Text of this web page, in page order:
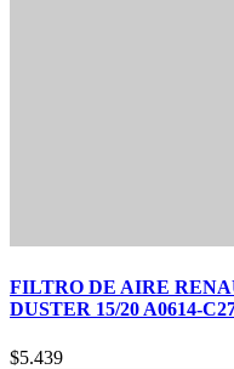
FILTRO DE AIRE
DUSTER 15/20 A0614-
$5.439